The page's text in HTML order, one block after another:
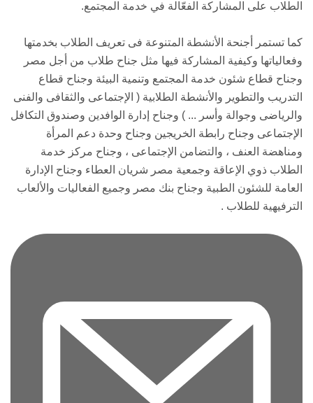
الطلاب على المشاركة الفعّالة في خدمة المجتمع.
كما تستمر أجنحة الأنشطة المتنوعة فى تعريف الطلاب بخدمتها
وفعالياتها وكيفية المشاركة فيها مثل جناح طلاب من أجل مصر
وجناح قطاع شئون خدمة المجتمع وتنمية البيئة وجناح قطاع
التدريب والتطوير والأنشطة الطلابية ( الإجتماعى والثقافى والفنى
والرياضى وجوالة وأسر ... ) وجناح إدارة الوافدين وصندوق التكافل
الإجتماعى وجناح رابطة الخريجين وجناح وحدة دعم المرأة
ومناهضة العنف ، والتضامن الإجتماعى ، وجناح مركز خدمة
الطلاب ذوي الإعاقة وجمعية مصر شريان العطاء وجناح الإدارة
العامة للشئون الطبية وجناح بنك مصر وجميع الفعاليات والألعاب
الترفيهية للطلاب .